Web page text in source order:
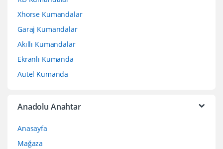
Xhorse Kumandalar
Garaj Kumandalar
Akıllı Kumandalar
Ekranlı Kumanda
Autel Kumanda
Anadolu Anahtar
Anasayfa
Mağaza